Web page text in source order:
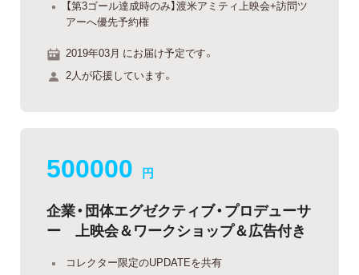
【第3ゴール達成時のみ】渡米アミティ上映会+訪問ツ
アーへ優先予約権
2019年03月 にお届け予定です。
2人が応援しています。
500000 円
企業・団体エグゼクティブ・プロデューサ
ー 上映会＆ワークショップ＆広告付き
コレクター限定のUPDATEを共有